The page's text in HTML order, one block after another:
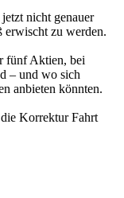
nicht genauer
erwischt zu werden.
fünf Aktien, bei
– und wo sich
anbieten könnten.
Korrektur Fahrt